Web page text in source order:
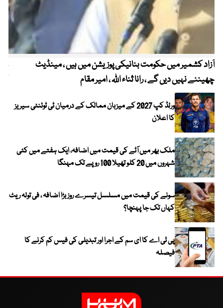
آزاد کشمیر میں حکومت بنانیکی پوزیشن میں ہیں ، مینڈیٹ
چھیننے نہیں دیں گے ، رانا ثناء اللہ ، امیر مقام
ورلڈ کپ 2027 کے میزبان ممالک کے درمیان ٹی ٹوئنٹی سیریز
کا اعلان
ملک بھر میں آٹے کی قیمت میں اضافہ، ایک ہفتے میں کئی
شہروں میں 20 کلو تھیلا 100 روپے تک مہنگا
سونے کی قیمت میں مسلسل تیسرے روز بڑا اضافہ ، فی تولہ ریٹ
کہاں تک جا پہنچا؟
پی ٹی اے کا ای سم کے اجرا اور تبدیلی کی فیس کم کرنے کا
فیصلہ